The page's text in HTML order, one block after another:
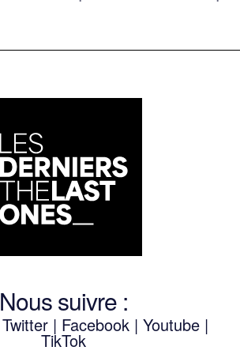
Nous suivre :
Twitter | Facebook | Youtube |
TikTok